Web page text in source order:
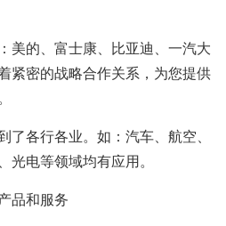
美的、富士康、比亚迪、一汽大
紧密的战略合作关系，为您提供
各行各业。如：汽车、航空、
光电等领域均有应用。
品和服务